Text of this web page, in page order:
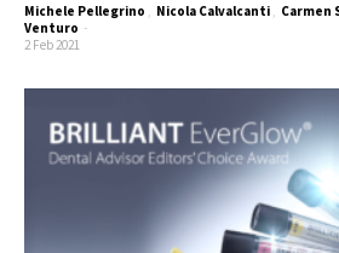
Michele Pellegrino Nicola Calvalcanti Carmen
Venturo -
2 Feb 2021